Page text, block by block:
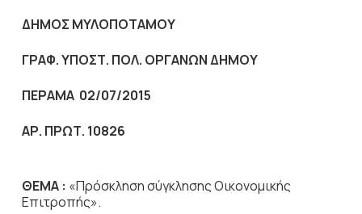
ΔΗΜΟΣ ΜΥΛΟΠΟΤΑΜΟΥ
ΓΡΑΦ. ΥΠΟΣΤ. ΠΟΛ. ΟΡΓΑΝΩΝ ΔΗΜΟΥ
ΠΕΡΑΜΑ 02/07/2015
ΑΡ. ΠΡΩΤ. 10826
ΘΕΜΑ : «Πρόσκληση σύγκλησης Οικονομικής
Επιτροπής».